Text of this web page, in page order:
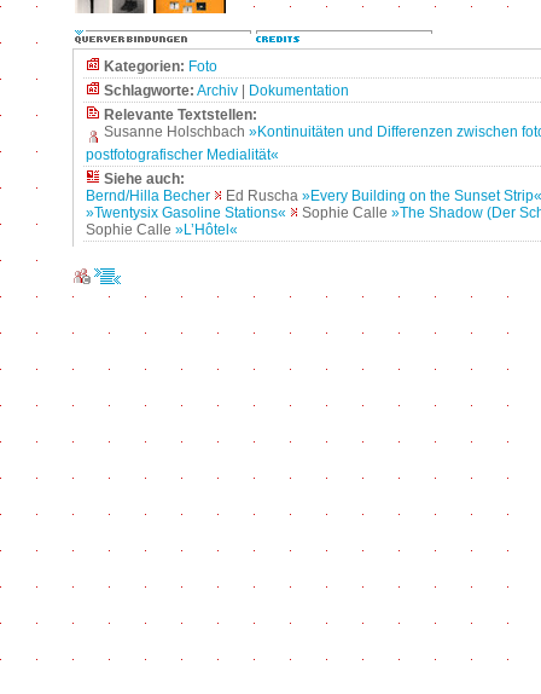
Kategorien: Foto
Schlagworte: Archiv
Dokumentation
Relevante Textstellen:
Susanne Holschbach »Kontinuitäten und Differenzen zwischen
postfotografischer Medialität«
Siehe auch:
Bernd/Hilla Becher
Ed Ruscha »Every Building on the Sunset Strip«
»Twentysix Gasoline Stations«
Sophie Calle »The Shadow (Der
Sophie Calle »L’Hôtel«